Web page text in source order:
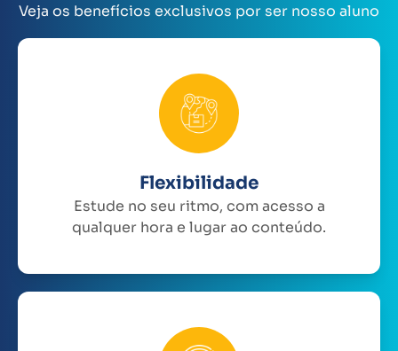
Veja os benefícios exclusivos por ser nosso aluno
Flexibilidade
Estude no seu ritmo, com acesso a
qualquer hora e lugar ao conteúdo.